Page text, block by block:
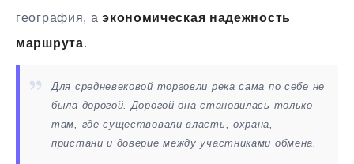
география, аэкономическая надежность
маршрута.
Для средневековой торговли река сама по себе не
была дорогой. Дорогой она становилась только
там, где существовали власть, охрана,
пристани и доверие между участниками обмена.